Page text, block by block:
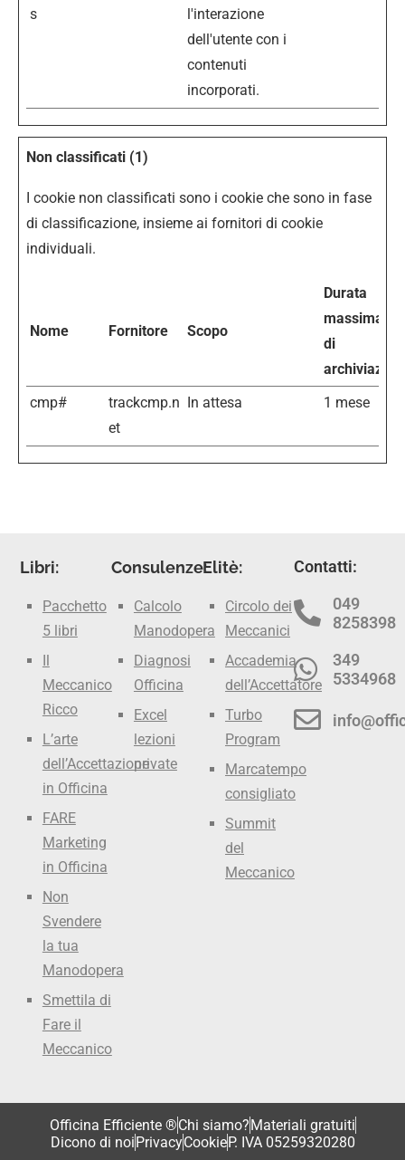
s
l'interazione
dell'utente con i
contenuti
incorporati.
Non classificati (1)
I cookie non classificati sono i cookie che sono in fase
di classificazione, insieme ai fornitori di cookie
individuali.
Nome Fornitore Scopo
Durata
massima
di
cmp#
trackcmp.n
et
In attesa 1 mese
Libri:
Pacchetto
5 libri
Il
Meccanico
Ricco
L’arte
dell’Accettazione
in Officina
FARE
Marketing
in Officina
Non
Svendere
la tua
Manodopera
Smettila di
Fare il
Meccanico
Consulenze:
Calcolo
Manodopera
Diagnosi
Officina
Excel
lezioni
private
Elitè:
Circolo dei
Meccanici
Accademia
dell’Accettatore
Turbo
Program
Marcatempo
consigliato
Summit
del
Meccanico
Contatti:
049
8258398
349
5334968
Officina Efficiente ®Chi siamo?Materiali gratuiti
Dicono di noiPrivacyCookieP. IVA 05259320280